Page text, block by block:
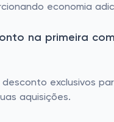
economia
na primeira
exclusivos
aquisições.